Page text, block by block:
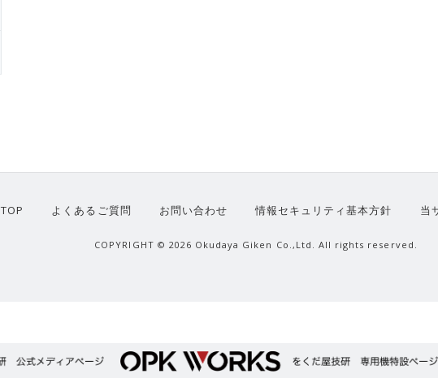
TOP よくあるご質問 お問い合わせ 情報セキュリティ基本方針 当
COPYRIGHT © 2026 Okudaya Giken Co.,Ltd. All rights reserved.